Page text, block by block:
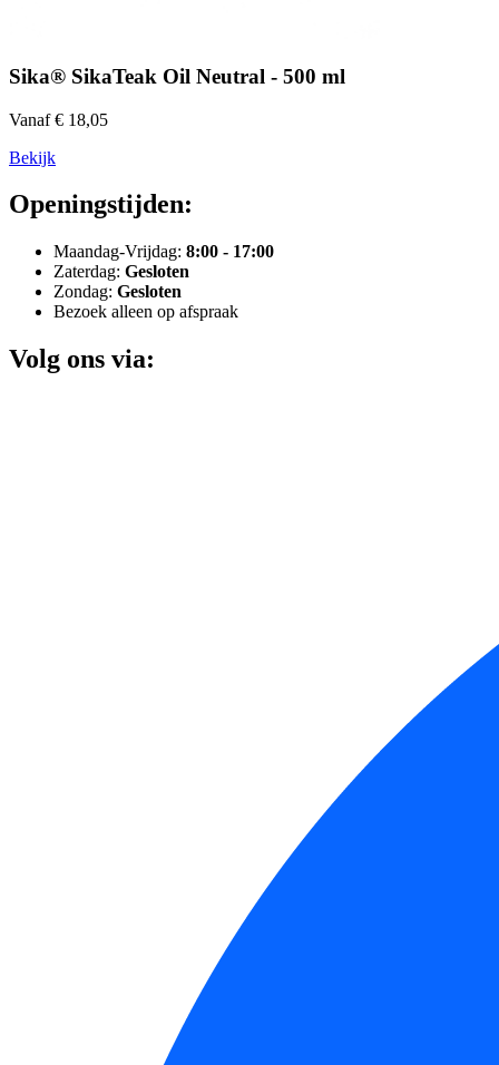
Sika® SikaTeak Oil Neutral - 500 ml
Vanaf € 18,05
Bekijk
Openingstijden:
Maandag-Vrijdag: 8:00 - 17:00
Zaterdag: Gesloten
Zondag: Gesloten
Bezoek alleen op afspraak
Volg ons via: